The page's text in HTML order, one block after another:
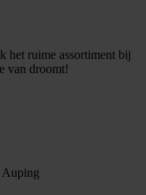
het ruime assortiment bij
van droomt!
Auping